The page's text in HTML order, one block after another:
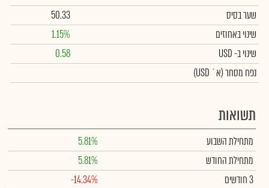
שער בסיס
50.33
שינוי באחוזים
1.15%
שינויב- USD
0.58
נפח מסחר(א` USD)
תשואות
מתחילת השבוע
5.81%
מתחילת החודש
5.81%
3 חודשים
-14.34%